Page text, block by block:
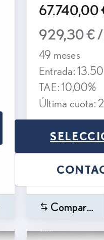
67.740,00
929,30 € /
49 meses
Entrada:
TAE: 10,00%
Última cuota:
Comparar